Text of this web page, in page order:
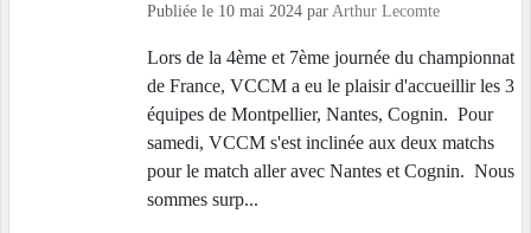
Publiée le 10 mai 2024 par Arthur Lecomte
Lors de la 4ème et 7ème journée du championnat
de France, VCCM a eu le plaisir d'accueillir les 3
équipes de Montpellier, Nantes, Cognin. Pour
samedi, VCCM s'est inclinée aux deux matchs
pour le match aller avec Nantes et Cognin. Nous
sommes surp...